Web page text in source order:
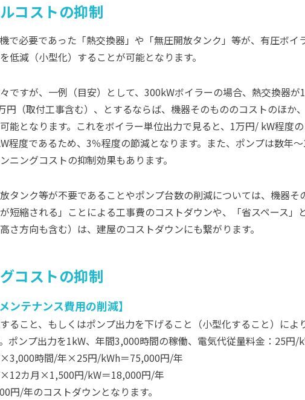
コストの抑制
で必要であった「熱交換器」や「無圧開放タンク」等が、有圧ボ
低減（小型化）することが可能となります。
ですが、一例（目安）として、300kWボイラーの場合、熱交換器
円（取付工事含む）、とするならば、機器そのもののコストのほか
能となります。これをボイラー単位出力で見ると、1万円/ kW程度
程度であるため、3％程度の節減となります。また、ポンプは数年
ニングコストの抑制効果もあります。
タンク等が不要であることやポンプ台数の削減については、機器
短縮される」ことによる工事費のコストダウンや、「省スペース」
さ方向も含む）は、建屋のコストダウンにも繋がります。
コストの抑制
ンテナンス費用の削減
ること、もしくはポンプ出力を下げること（小型化すること）に
ポンプ出力を1kW、年間3,000時間の稼働、電気代従量料金：25円/
時間/年×25円/kWh＝75,000円/年
カ月×1,500円/kW＝18,000円/年
円/年のコストダウンとなります。